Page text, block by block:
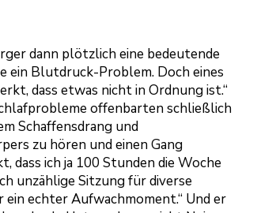
dann plötzlich eine bedeutende
ein Blutdruck-Problem. Doch eines
dass etwas nicht in Ordnung ist.“
offenbarten schließlich
Schaffensdrang und
zu hören und einen Gang
dass ich ja 100 Stunden die Woche
unzählige Sitzung für diverse
echter Aufwachmoment.“ Und er